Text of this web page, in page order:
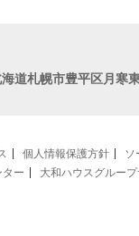
道札幌市豊平区月寒
個人情報保護方針 ソ
ー
大和ハウスグルー